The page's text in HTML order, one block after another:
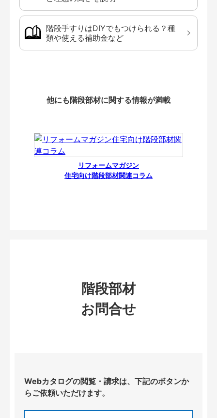
階段手すりはDIYでもつけられる？種
類や使える補助金など
他にも階段部材に関する情報が満載
リフォームマガジン
住宅向け階段部材関連コラム
階段部材
お問合せ
Webカタログの閲覧・請求は、下記のボタンか
らご依頼いただけます。